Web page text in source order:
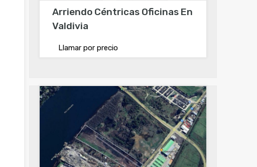
Arriendo Céntricas Oficinas En
Valdivia
Llamar por precio